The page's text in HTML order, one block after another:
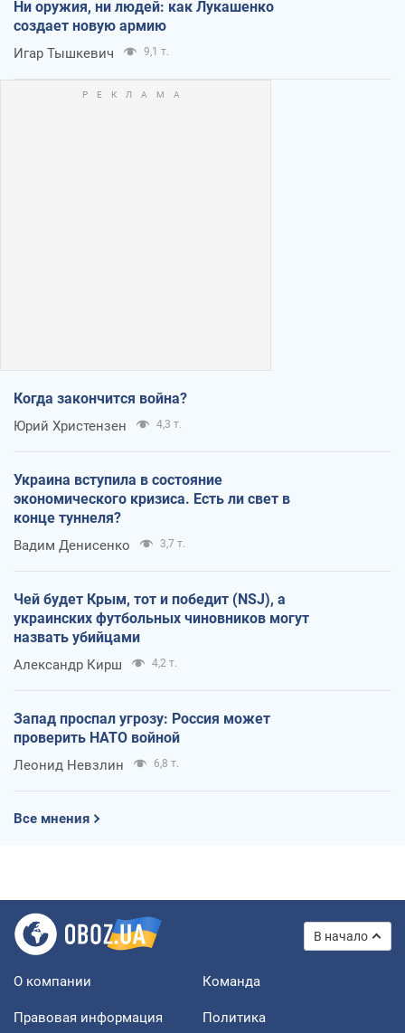
Ни оружия, ни людей: как Лукашенко
создает новую армию
Игар Тышкевич 9,1 т.
Когда закончится война?
Юрий Христензен 4,3 т.
Украина вступила в состояние
экономического кризиса. Есть ли свет в
конце туннеля?
Вадим Денисенко 3,7 т.
Чей будет Крым, тот и победит (NSJ), а
украинских футбольных чиновников могут
назвать убийцами
Александр Кирш 4,2 т.
Запад проспал угрозу: Россия может
проверить НАТО войной
Леонид Невзлин 6,8 т.
Все мнения
В начало
О компании Команда
Правовая информация
Политика